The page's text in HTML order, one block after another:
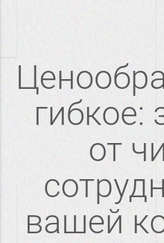
гибкое:
от
вашей